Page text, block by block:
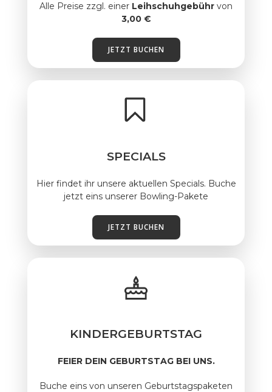
Alle Preise zzgl. einer Leihschuhgebühr von
3,00 €
JETZT BUCHEN
SPECIALS
Hier findet ihr unsere aktuellen Specials. Buche
jetzt eins unserer Bowling-Pakete
JETZT BUCHEN
KINDERGEBURTSTAG
FEIER DEIN GEBURTSTAG BEI UNS.
Buche eins von unseren Geburtstagspaketen